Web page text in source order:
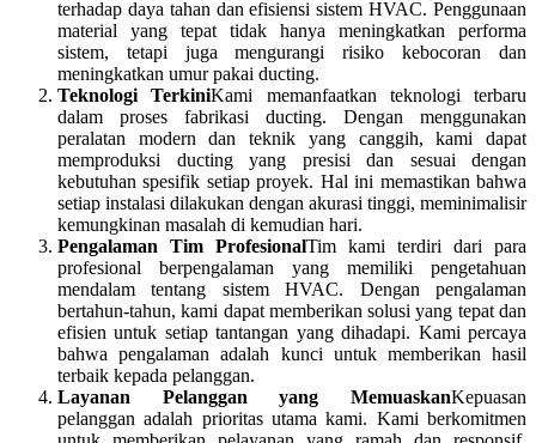
terhadap daya tahan dan efisiensi sistem HVAC. Penggunaan
material yang tepat tidak hanya meningkatkan performa
sistem, tetapi juga mengurangi risiko kebocoran dan
meningkatkan umur pakai ducting.
Teknologi TerkiniKami memanfaatkan teknologi terbaru
dalam proses fabrikasi ducting. Dengan menggunakan
peralatan modern dan teknik yang canggih, kami dapat
memproduksi ducting yang presisi dan sesuai dengan
kebutuhan spesifik setiap proyek. Hal ini memastikan bahwa
setiap instalasi dilakukan dengan akurasi tinggi, meminimalisir
kemungkinan masalah di kemudian hari.
Pengalaman Tim ProfesionalTim kami terdiri dari para
profesional berpengalaman yang memiliki pengetahuan
mendalam tentang sistem HVAC. Dengan pengalaman
bertahun-tahun, kami dapat memberikan solusi yang tepat dan
efisien untuk setiap tantangan yang dihadapi. Kami percaya
bahwa pengalaman adalah kunci untuk memberikan hasil
terbaik kepada pelanggan.
Layanan Pelanggan yang MemuaskanKepuasan
pelanggan adalah prioritas utama kami. Kami berkomitmen